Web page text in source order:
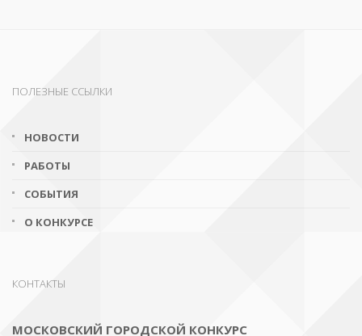
ПОЛЕЗНЫЕ ССЫЛКИ
НОВОСТИ
РАБОТЫ
СОБЫТИЯ
О КОНКУРСЕ
КОНТАКТЫ
МОСКОВСКИЙ ГОРОДСКОЙ КОНКУРС